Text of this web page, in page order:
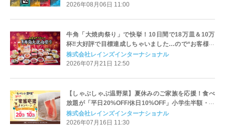
2026年08月06日 11:00
牛角「大焼肉祭り」で快挙！10日間で18万皿＆10万
杯‼大好評で目標達成しちゃいました…ので“お客様大
還元企画”を緊急実施！公式Xにて「30名様に3,000円
分のお食事券が当たる」SNSキャンペーン
株式会社レインズインターナショナル
2026年07月21日 12:50
【しゃぶしゃぶ温野菜】夏休みのご家族を応援！食べ
放題が「平日20%OFF/休日10%OFF」小学生半額・小
学生未満無料でお子様連れも嬉しい！～肉も野菜もバ
ランスよく楽しめる、夏にうれしいしゃぶしゃぶ～
株式会社レインズインターナショナル
2026年07月16日 11:30